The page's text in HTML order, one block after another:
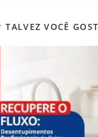
TALVEZ VOCÊ